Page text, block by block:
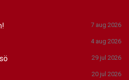
7 aug 2026
4 aug 2026
29 jul 2026
20 jul 2026